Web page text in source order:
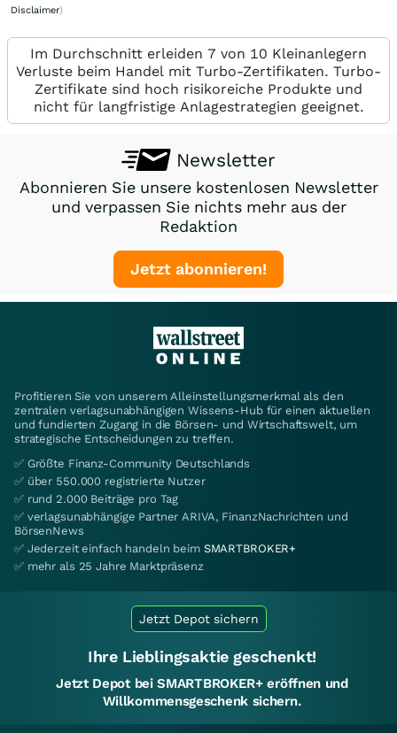
Disclaimer)
Im Durchschnitt erleiden 7 von 10 Kleinanlegern
Verluste beim Handel mit Turbo-Zertifikaten. Turbo-
Zertifikate sind hoch risikoreiche Produkte und
nicht für langfristige Anlagestrategien geeignet.
Newsletter
Abonnieren Sie unsere kostenlosen Newsletter
und verpassen Sie nichts mehr aus der
Redaktion
Jetzt abonnieren!
Profitieren Sie von unserem Alleinstellungsmerkmal als den
zentralen verlagsunabhängigen Wissens-Hub für einen aktuellen
und fundierten Zugang in die Börsen- und Wirtschaftswelt, um
strategische Entscheidungen zu treffen.
✅ Größte Finanz-Community Deutschlands
✅ über 550.000 registrierte Nutzer
✅ rund 2.000 Beiträge pro Tag
✅ verlagsunabhängige Partner ARIVA, FinanzNachrichten und
BörsenNews
✅ Jederzeit einfach handeln beim SMARTBROKER+
✅ mehr als 25 Jahre Marktpräsenz
Jetzt Depot sichern
Ihre Lieblingsaktie geschenkt!
Jetzt Depot bei SMARTBROKER+ eröffnen und
Willkommensgeschenk sichern.